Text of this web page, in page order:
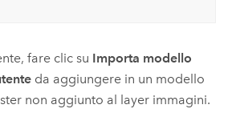
fare clic su Importa modello
da aggiungere in un modello
non aggiunto al layer immagini.